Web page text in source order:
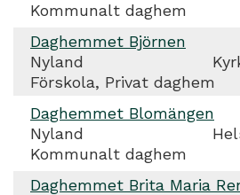
Kommunalt daghem
Daghemmet Björnen
Nyland
Förskola, Privat daghem
Daghemmet Blomängen
Nyland
Kommunalt daghem
Daghemmet Brita Maria